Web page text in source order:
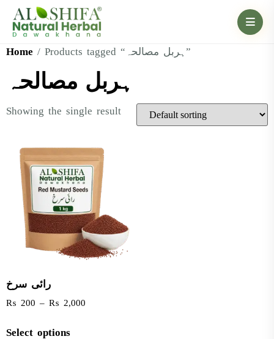
Home / Products tagged “ہربل مصالحہ”
ہربل مصالحہ
Showing the single result
رائی سرخ
₨ 200 – ₨ 2,000
Select options